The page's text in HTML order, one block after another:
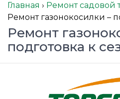
Главная › Ремонт садовой
Ремонт газонокосилки –
Ремонт
подготовка к